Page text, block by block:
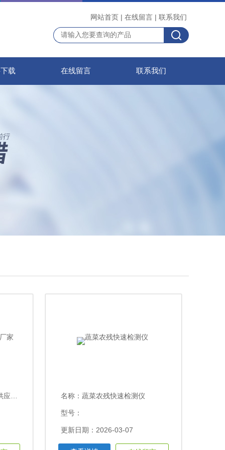
网站首页 | 在线留言 | 联系我们
载 在线留言 联系我们
家 名称： 蔬菜农残快速检测仪
型号：
更新日期：2026-03-07